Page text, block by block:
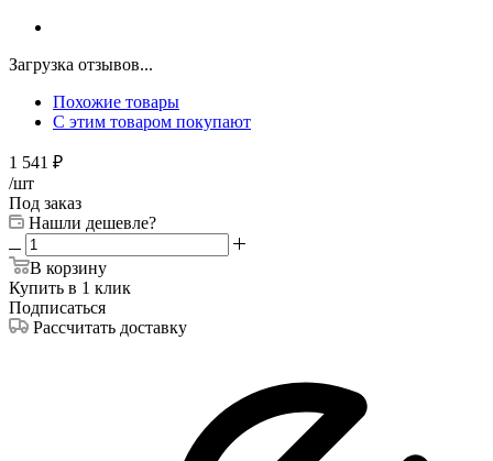
Загрузка отзывов...
Похожие товары
С этим товаром покупают
1 541 ₽
/шт
Под заказ
Нашли дешевле?
В корзину
Купить в 1 клик
Подписаться
Рассчитать доставку